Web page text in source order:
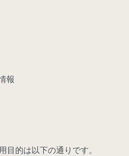
報
目的は以下の通りです。